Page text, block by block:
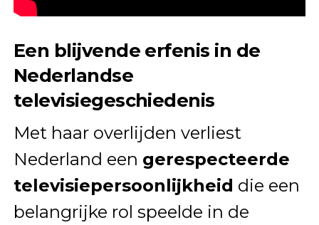
Een blijvende erfenis in de
Nederlandse
televisiegeschiedenis
Met haar overlijden verliest
Nederland een gerespecteerde
televisiepersoonlijkheid die een
belangrijke rol speelde in de